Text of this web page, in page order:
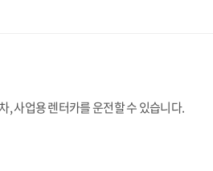
, 사업용 렌터카를 운전할 수 있습니다.